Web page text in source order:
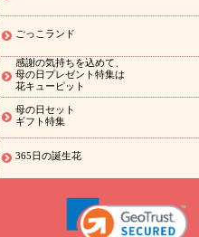
花特集 当日配達特急便
退院祝い・快気祝い
のお祝いフラワー
みの花
当日配達特急便 お供え
え・お悔やみの花
トのお供えフラワー
お見舞い お取り寄せギフト
ビ
ミディ胡蝶蘭
プリザーブドフラワ
花束 スタンド花
お
ごっこランド
感謝の気持ちを込めて、
母の日プレゼント特集は
花キューピット
母の日セット
ギフト特集
365日の誕生花